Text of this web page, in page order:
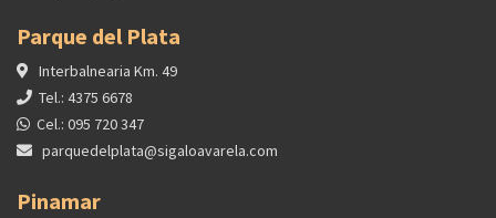
Parque del Plata
Interbalnearia Km. 49
Tel.: 4375 6678
Cel.: 095 720 347
parquedelplata@sigaloavarela.com
Pinamar